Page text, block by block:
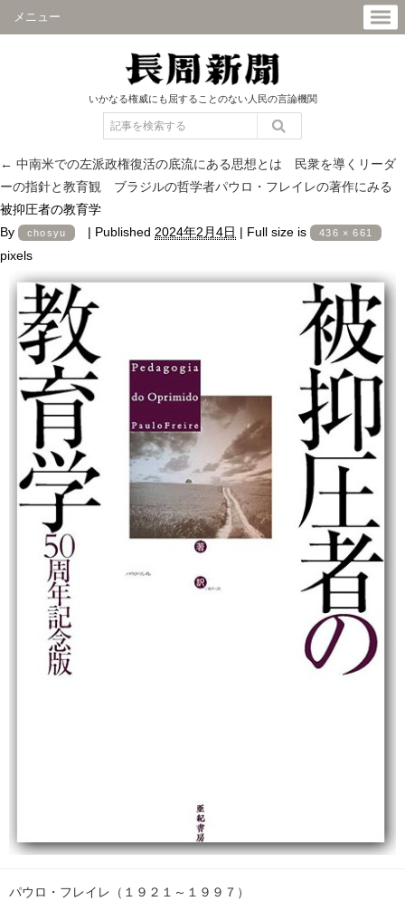
メニュー
いかなる権威にも屈することのない人民の言論機関
← 中南米での左派政権復活の底流にある思想とは 民衆を導くリーダ
ーの指針と教育観 ブラジルの哲学者パウロ・フレイレの著作にみる
被抑圧者の教育学
By
chosyu | Published 2024年2月4日 | Full size is 436 × 661
pixels
パウロ・フレイレ（１９２１～１９９７）